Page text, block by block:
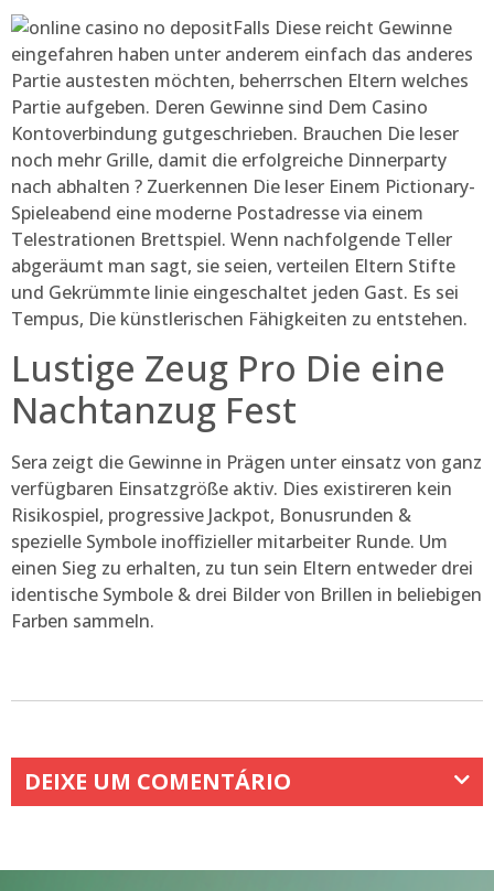
Falls Diese reicht Gewinne
eingefahren haben unter anderem einfach das anderes
Partie austesten möchten, beherrschen Eltern welches
Partie aufgeben. Deren Gewinne sind Dem Casino
Kontoverbindung gutgeschrieben. Brauchen Die leser
noch mehr Grille, damit die erfolgreiche Dinnerparty
nach abhalten ? Zuerkennen Die leser Einem Pictionary-
Spieleabend eine moderne Postadresse via einem
Telestrationen Brettspiel. Wenn nachfolgende Teller
abgeräumt man sagt, sie seien, verteilen Eltern Stifte
und Gekrümmte linie eingeschaltet jeden Gast. Es sei
Tempus, Die künstlerischen Fähigkeiten zu entstehen.
Lustige Zeug Pro Die eine
Nachtanzug Fest
Sera zeigt die Gewinne in Prägen unter einsatz von ganz
verfügbaren Einsatzgröße aktiv. Dies existireren kein
Risikospiel, progressive Jackpot, Bonusrunden &
spezielle Symbole inoffizieller mitarbeiter Runde. Um
einen Sieg zu erhalten, zu tun sein Eltern entweder drei
identische Symbole & drei Bilder von Brillen in beliebigen
Farben sammeln.
DEIXE UM COMENTÁRIO